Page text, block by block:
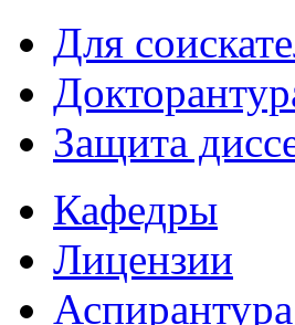
Для
Защита
Кафедры
Лицензии
Аспирантура